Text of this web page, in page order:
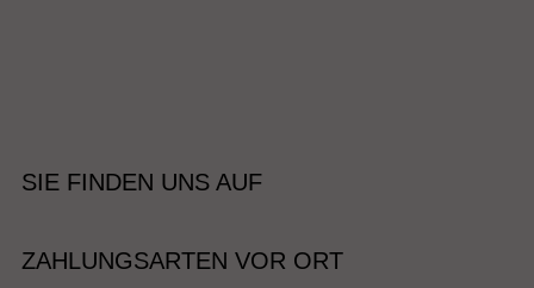
SIE FINDEN UNS AUF
ZAHLUNGSARTEN VOR ORT